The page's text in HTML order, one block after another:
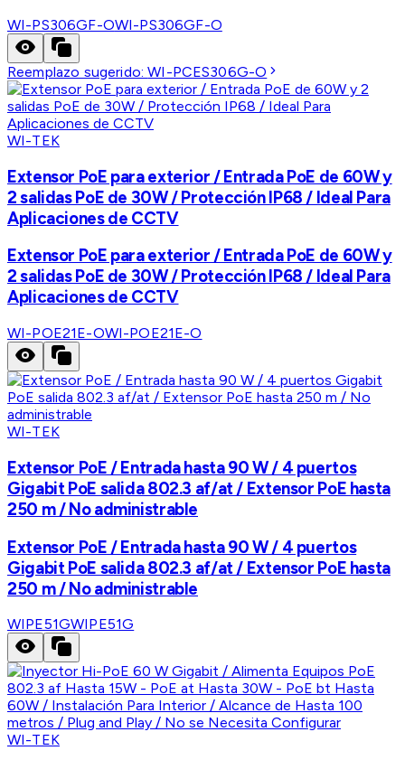
WI-PS306GF-OWI-PS306GF-O
Reemplazo sugerido:WI-PCES306G-O
WI-TEK
Extensor PoE para exterior / Entrada PoE de 60W y
2 salidas PoE de 30W / Protección IP68 / Ideal Para
Aplicaciones de CCTV
Extensor PoE para exterior / Entrada PoE de 60W y
2 salidas PoE de 30W / Protección IP68 / Ideal Para
Aplicaciones de CCTV
WI-POE21E-OWI-POE21E-O
WI-TEK
Extensor PoE / Entrada hasta 90 W / 4 puertos
Gigabit PoE salida 802.3 af/at / Extensor PoE hasta
250 m / No administrable
Extensor PoE / Entrada hasta 90 W / 4 puertos
Gigabit PoE salida 802.3 af/at / Extensor PoE hasta
250 m / No administrable
WIPE51GWIPE51G
WI-TEK